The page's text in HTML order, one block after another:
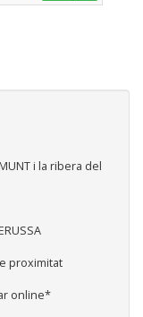
i la ribera del
proximitat
online*